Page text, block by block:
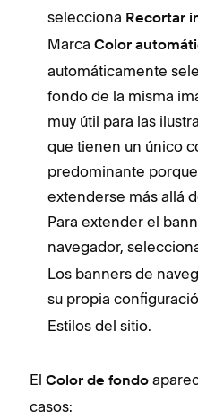
selecciona Recortar
Marca Color
automáticamente
fondo de la misma
muy útil para las
que tienen un único
predominante
extenderse más allá
Para extender el
navegador,
Los banners de
su propia
Estilos del sitio.
El Color de fondo
casos: